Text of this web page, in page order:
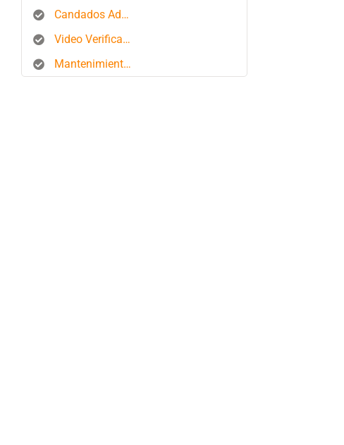
Candados Aduaneros
Video Verificación
Mantenimiento de Flotas